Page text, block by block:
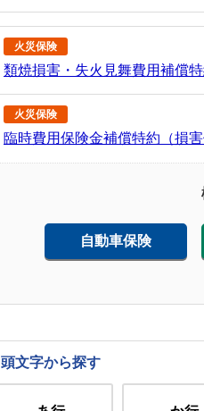
火災保険
類焼損害・失火見舞費用補償
火災保険
臨時費用保険金補償特約（損
自動車保険
頭文字から探す